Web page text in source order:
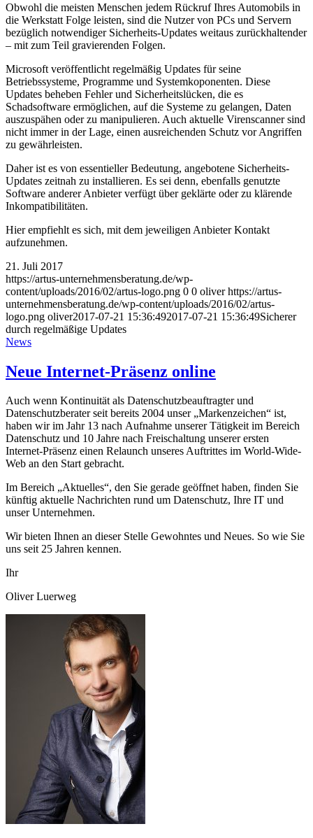
Obwohl die meisten Menschen jedem Rückruf Ihres Automobils in
die Werkstatt Folge leisten, sind die Nutzer von PCs und Servern
bezüglich notwendiger Sicherheits-Updates weitaus zurückhaltender
– mit zum Teil gravierenden Folgen.
Microsoft veröffentlicht regelmäßig Updates für seine
Betriebssysteme, Programme und Systemkoponenten. Diese
Updates beheben Fehler und Sicherheitslücken, die es
Schadsoftware ermöglichen, auf die Systeme zu gelangen, Daten
auszuspähen oder zu manipulieren. Auch aktuelle Virenscanner sind
nicht immer in der Lage, einen ausreichenden Schutz vor Angriffen
zu gewährleisten.
Daher ist es von essentieller Bedeutung, angebotene Sicherheits-
Updates zeitnah zu installieren. Es sei denn, ebenfalls genutzte
Software anderer Anbieter verfügt über geklärte oder zu klärende
Inkompatibilitäten.
Hier empfiehlt es sich, mit dem jeweiligen Anbieter Kontakt
aufzunehmen.
21. Juli 2017
https://artus-unternehmensberatung.de/wp-
content/uploads/2016/02/artus-logo.png 0 0 oliver https://artus-
unternehmensberatung.de/wp-content/uploads/2016/02/artus-
logo.png oliver2017-07-21 15:36:492017-07-21 15:36:49Sicherer
durch regelmäßige Updates
News
Neue Internet-Präsenz online
Auch wenn Kontinuität als Datenschutzbeauftragter und
Datenschutzberater seit bereits 2004 unser „Markenzeichen“ ist,
haben wir im Jahr 13 nach Aufnahme unserer Tätigkeit im Bereich
Datenschutz und 10 Jahre nach Freischaltung unserer ersten
Internet-Präsenz einen Relaunch unseres Auftrittes im World-Wide-
Web an den Start gebracht.
Im Bereich „Aktuelles“, den Sie gerade geöffnet haben, finden Sie
künftig aktuelle Nachrichten rund um Datenschutz, Ihre IT und
unser Unternehmen.
Wir bieten Ihnen an dieser Stelle Gewohntes und Neues. So wie Sie
uns seit 25 Jahren kennen.
Ihr
Oliver Luerweg